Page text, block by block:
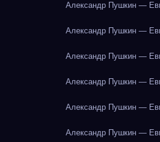
Александр Пушкин —
Александр Пушкин —
Александр Пушкин —
Александр Пушкин —
Александр Пушкин —
Александр Пушкин —